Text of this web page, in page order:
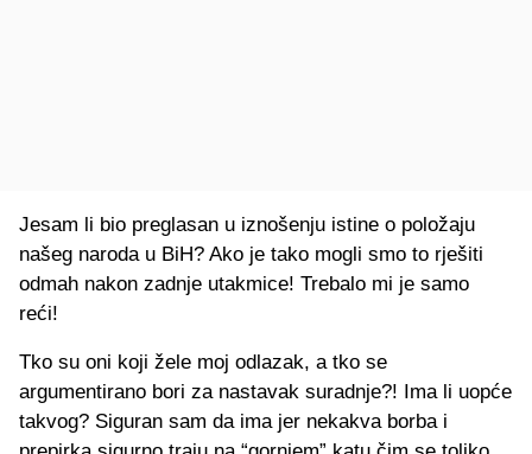
Jesam li bio preglasan u iznošenju istine o položaju
našeg naroda u BiH? Ako je tako mogli smo to rješiti
odmah nakon zadnje utakmice! Trebalo mi je samo
reći!
Tko su oni koji žele moj odlazak, a tko se
argumentirano bori za nastavak suradnje?! Ima li uopće
takvog? Siguran sam da ima jer nekakva borba i